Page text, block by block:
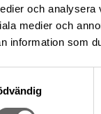
och analysera
medier och
information som
sida är fri att
historiska museer.